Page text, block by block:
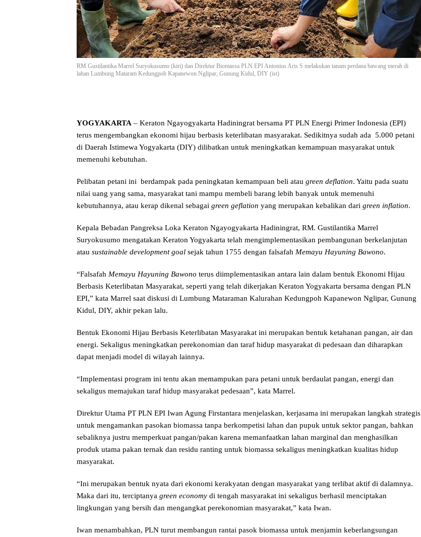
RM Gustilantika Marrel Suryokusumo (kiri) dan Direktur Biomassa PLN EPI Antonius Aris S melakukan tanam perdana bawang merah di
lahan Lumbung Mataram Kedungpoh Kapanewon Nglipar, Gunung Kidul, DIY (ist)
YOGYAKARTA – Keraton Ngayogyakarta Hadiningrat bersama PT PLN Energi Primer Indonesia (EPI)
terus mengembangkan ekonomi hijau berbasis keterlibatan masyarakat. Sedikitnya sudah ada 5.000 petani
di Daerah Istimewa Yogyakarta (DIY) dilibatkan untuk meningkatkan kemampuan masyarakat untuk
memenuhi kebutuhan.
Pelibatan petani ini berdampak pada peningkatan kemampuan beli atau green deflation. Yaitu pada suatu
nilai uang yang sama, masyarakat tani mampu membeli barang lebih banyak untuk memenuhi
kebutuhannya, atau kerap dikenal sebagai green geflation yang merupakan kebalikan dari green inflation.
Kepala Bebadan Pangreksa Loka Keraton Ngayogyakarta Hadiningrat, RM. Gustilantika Marrel
Suryokusumo mengatakan Keraton Yogyakarta telah mengimplementasikan pembangunan berkelanjutan
atau sustainable development goal sejak tahun 1755 dengan falsafah Memayu Hayuning Bawono.
“Falsafah Memayu Hayuning Bawono terus diimplementasikan antara lain dalam bentuk Ekonomi Hijau
Berbasis Keterlibatan Masyarakat, seperti yang telah dikerjakan Keraton Yogyakarta bersama dengan PLN
EPI,” kata Marrel saat diskusi di Lumbung Mataraman Kalurahan Kedungpoh Kapanewon Nglipar, Gunung
Kidul, DIY, akhir pekan lalu.
Bentuk Ekonomi Hijau Berbasis Keterlibatan Masyarakat ini merupakan bentuk ketahanan pangan, air dan
energi. Sekaligus meningkatkan perekonomian dan taraf hidup masyarakat di pedesaan dan diharapkan
dapat menjadi model di wilayah lainnya.
“Implementasi program ini tentu akan memampukan para petani untuk berdaulat pangan, energi dan
sekaligus memajukan taraf hidup masyarakat pedesaan”, kata Marrel.
Direktur Utama PT PLN EPI Iwan Agung Firstantara menjelaskan, kerjasama ini merupakan langkah strategis
untuk mengamankan pasokan biomassa tanpa berkompetisi lahan dan pupuk untuk sektor pangan, bahkan
sebaliknya justru memperkuat pangan/pakan karena memanfaatkan lahan marginal dan menghasilkan
produk utama pakan ternak dan residu ranting untuk biomassa sekaligus meningkatkan kualitas hidup
masyarakat.
“Ini merupakan bentuk nyata dari ekonomi kerakyatan dengan masyarakat yang terlibat aktif di dalamnya.
Maka dari itu, terciptanya green economy di tengah masyarakat ini sekaligus berhasil menciptakan
lingkungan yang bersih dan mengangkat perekonomian masyarakat,” kata Iwan.
Iwan menambahkan, PLN turut membangun rantai pasok biomassa untuk menjamin keberlangsungan